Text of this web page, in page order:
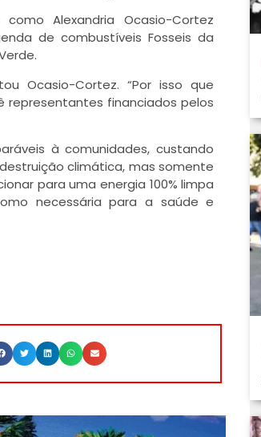
Alexandria Ocasio-Cortez
de combustíveis Fosseis da
Ocasio-Cortez. “Por isso que
representantes financiados pelos
à comunidades, custando
climática, mas somente
para uma energia 100% limpa
necessária para a saúde e